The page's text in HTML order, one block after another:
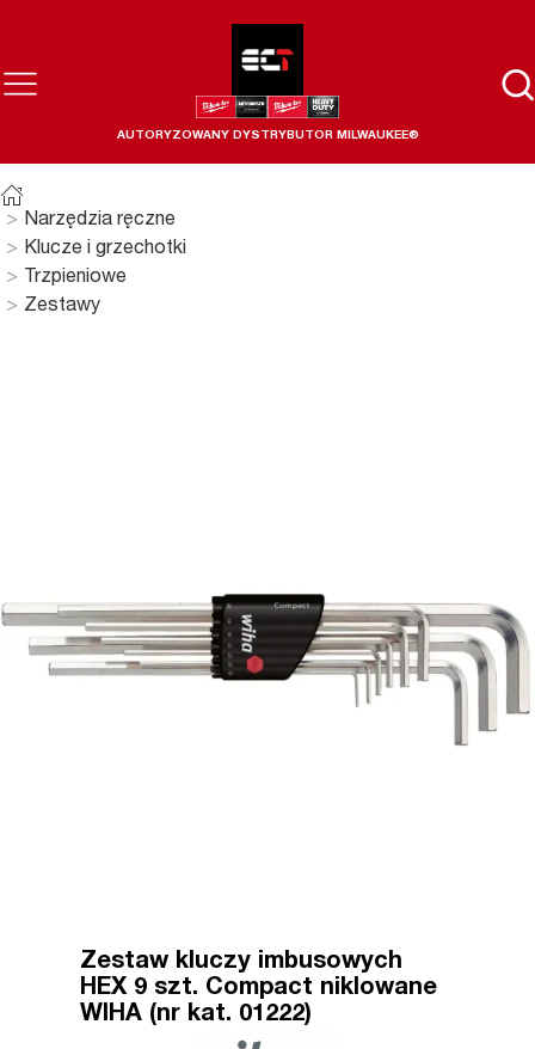
AUTORYZOWANY DYSTRYBUTOR MILWAUKEE®
Narzędzia ręczne
Klucze i grzechotki
Trzpieniowe
Zestawy
Zestaw kluczy imbusowych
HEX 9 szt. Compact niklowane
WIHA (nr kat. 01222)